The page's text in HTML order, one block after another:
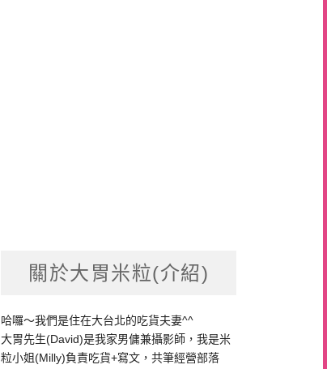
關於大胃米粒(介紹)
哈囉～我們是住在大台北的吃貨夫妻^^
大胃先生(David)是我家男傭兼攝影師，我是米
粒小姐(Milly)負責吃貨+寫文，共筆經營部落